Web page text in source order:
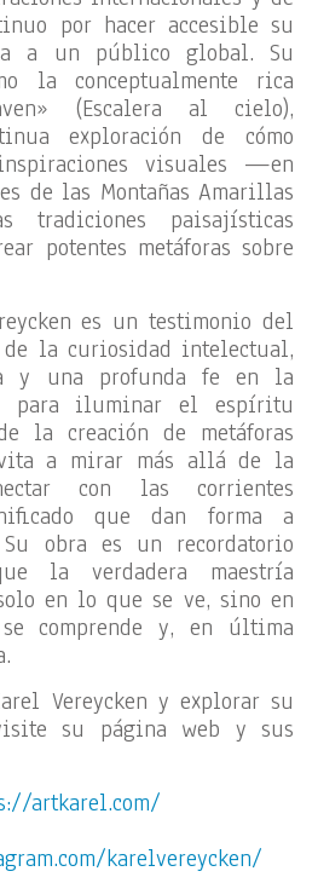
por hacer accesible su
a un público global. Su
la conceptualmente rica
(Escalera al cielo),
exploración de cómo
visuales —en
de las Montañas Amarillas
paisajísticas
potentes metáforas sobre
es un testimonio del
de la curiosidad intelectual,
y una profunda fe en la
para iluminar el espíritu
la creación de metáforas
a mirar más allá de la
con las corrientes
que dan forma a
obra es un recordatorio
la verdadera maestría
en lo que se ve, sino en
comprende y, en última
Vereycken y explorar su
su página web y sus
artkarel.com/
karelvereycken/